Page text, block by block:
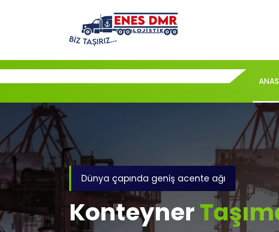
Dünya çapında geniş acente ağı
Konteyner